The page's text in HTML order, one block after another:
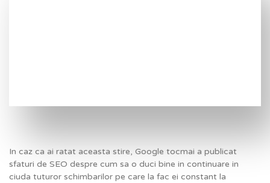
In caz ca ai ratat aceasta stire, Google tocmai a publicat
sfaturi de SEO despre cum sa o duci bine in continuare in
ciuda tuturor schimbarilor pe care la fac ei constant la